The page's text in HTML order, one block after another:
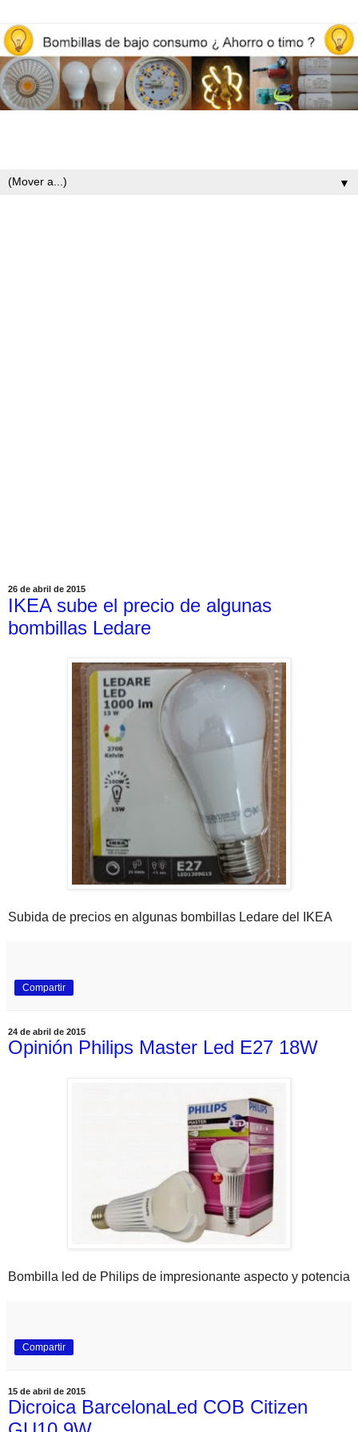
▼
26 de abril de 2015
IKEA sube el precio de algunas
bombillas Ledare
Subida de precios en algunas bombillas Ledare del IKEA
Compartir
24 de abril de 2015
Opinión Philips Master Led E27 18W
Bombilla led de Philips de impresionante aspecto y potencia
Compartir
15 de abril de 2015
Dicroica BarcelonaLed COB Citizen